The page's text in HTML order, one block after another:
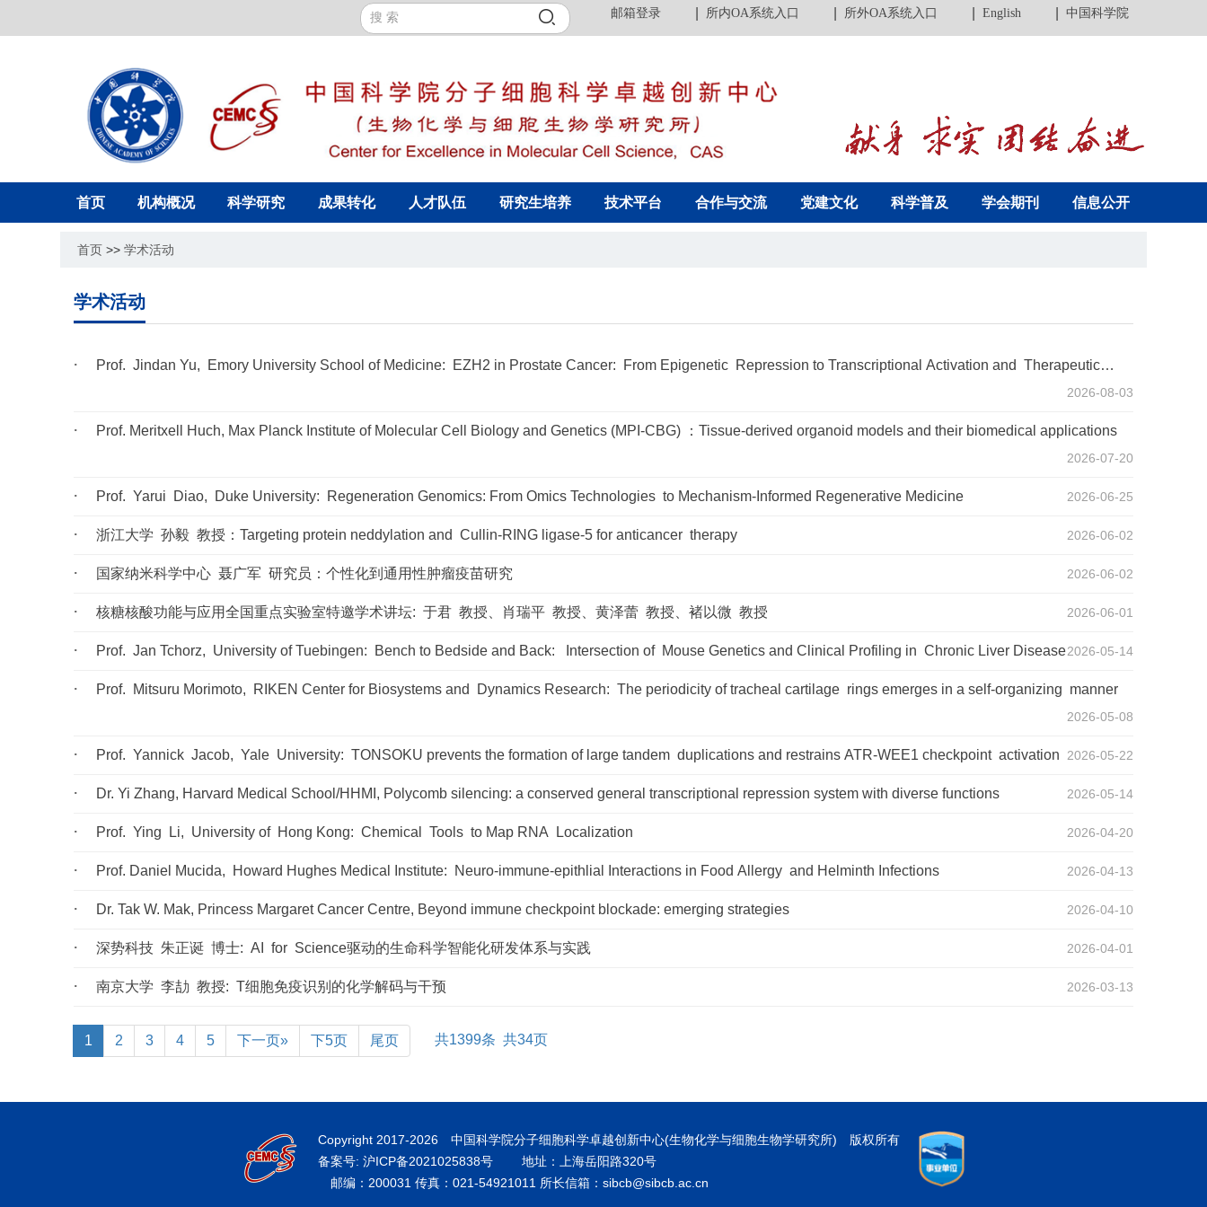
邮箱登录 所内OA系统入口 所外OA系统入口 English 中国科学院
首页 机构概况 科学研究 成果转化 人才队伍 研究生培养 技术平台 合作与交流 党建文化 科学普及 学会期刊 信息公开
首页 >>学术活动
学术活动
Prof. Jindan Yu, Emory University School of Medicine: EZH2 in Prostate Cancer: From Epigenetic Repression to Transcriptional Activation and Therapeutic
2026-08-03
Prof. Meritxell Huch, Max Planck Institute of Molecular Cell Biology and Genetics (MPI-CBG) ：Tissue-derived organoid models and their biomedical applications
2026-07-20
Prof. Yarui Diao, Duke University: Regeneration Genomics: From Omics Technologies to Mechanism-Informed Regenerative Medicine 2026-06-25
浙江大学 孙毅 教授：Targeting protein neddylation and Cullin-RING ligase-5 for anticancer therapy 2026-06-02
国家纳米科学中心 聂广军 研究员：个性化到通用性肿瘤疫苗研究 2026-06-02
核糖核酸功能与应用全国重点实验室特邀学术讲坛: 于君 教授、肖瑞平 教授、黄泽蕾 教授、褚以微 教授 2026-06-01
Prof. Jan Tchorz, University of Tuebingen: Bench to Bedside and Back: Intersection of Mouse Genetics and Clinical Profiling in Chronic Liver Disease2026-05-14
Prof. Mitsuru Morimoto, RIKEN Center for Biosystems and Dynamics Research: The periodicity of tracheal cartilage rings emerges in a self-organizing manner
2026-05-08
Prof. Yannick Jacob, Yale University: TONSOKU prevents the formation of large tandem duplications and restrains ATR-WEE1 checkpoint activation 2026-05-22
Dr. Yi Zhang, Harvard Medical School/HHMI, Polycomb silencing: a conserved general transcriptional repression system with diverse functions 2026-05-14
Prof. Ying Li, University of Hong Kong: Chemical Tools to Map RNA Localization 2026-04-20
Prof. Daniel Mucida, Howard Hughes Medical Institute: Neuro-immune-epithlial Interactions in Food Allergy and Helminth Infections 2026-04-13
Dr. Tak W. Mak, Princess Margaret Cancer Centre, Beyond immune checkpoint blockade: emerging strategies 2026-04-10
深势科技 朱正诞 博士: AI for Science驱动的生命科学智能化研发体系与实践 2026-04-01
南京大学 李劼 教授: T细胞免疫识别的化学解码与干预 2026-03-13
1 2 3 4 5 下一页» 下5页 尾页 共1399条 共34页
Copyright 2017-2026 中国科学院分子细胞科学卓越创新中心(生物化学与细胞生物学研究所) 版权所有
备案号: 沪ICP备2021025838号
地址：上海岳阳路320号
邮编：200031 传真：021-54921011 所长信箱：sibcb@sibcb.ac.cn